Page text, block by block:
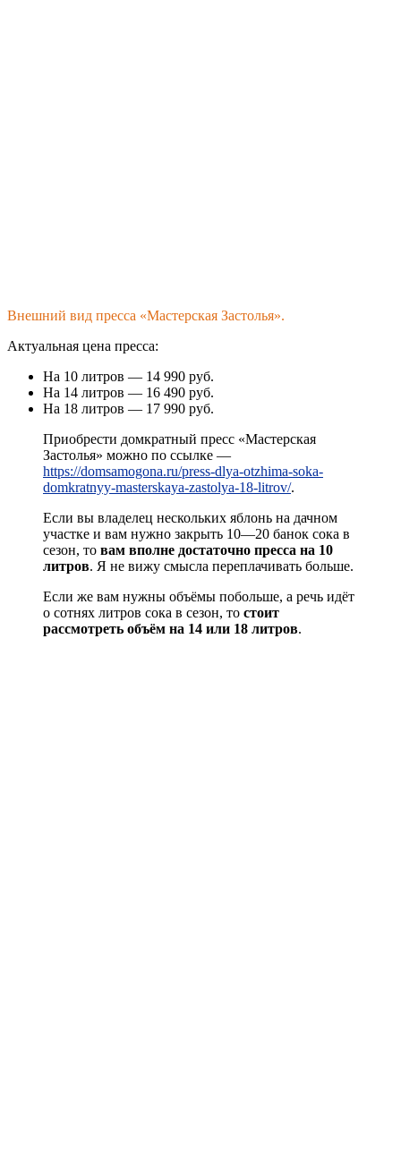
Внешний вид пресса «Мастерская Застолья».
Актуальная цена пресса:
На 10 литров — 14 990 руб.
На 14 литров — 16 490 руб.
На 18 литров — 17 990 руб.
Приобрести домкратный пресс «Мастерская
Застолья» можно по ссылке —
https://domsamogona.ru/press-dlya-otzhima-soka-
domkratnyy-masterskaya-zastolya-18-litrov/.
Если вы владелец нескольких яблонь на дачном
участке и вам нужно закрыть 10—20 банок сока в
сезон, то вам вполне достаточно пресса на 10
литров. Я не вижу смысла переплачивать больше.
Если же вам нужны объёмы побольше, а речь идёт
о сотнях литров сока в сезон, то стоит
рассмотреть объём на 14 или 18 литров.